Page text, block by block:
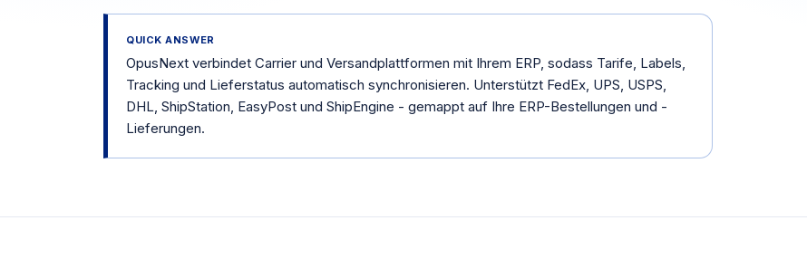
QUICK ANSWER
OpusNext verbindet Carrier und Versandplattformen mit Ihrem ERP, sodass Tarife, Labels,
Tracking und Lieferstatus automatisch synchronisieren. Unterstützt FedEx, UPS, USPS,
DHL, ShipStation, EasyPost und ShipEngine - gemappt auf Ihre ERP-Bestellungen und -
Lieferungen.